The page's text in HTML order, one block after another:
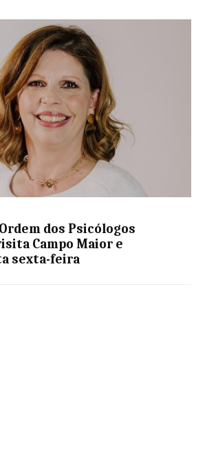
dos Psicólogos
Campo Maior e
sexta-feira